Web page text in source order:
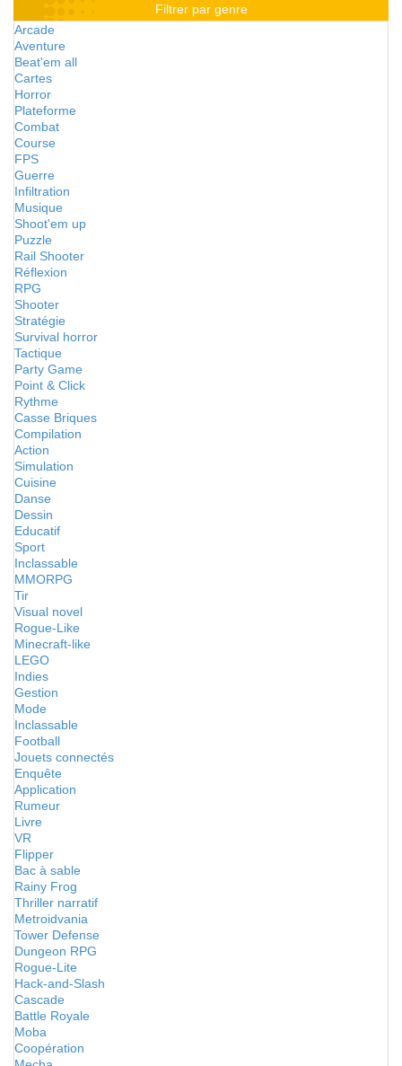
Filtrer par genre
Arcade
Aventure
Beat'em all
Cartes
Horror
Plateforme
Combat
Course
FPS
Guerre
Infiltration
Musique
Shoot'em up
Puzzle
Rail Shooter
Réflexion
RPG
Shooter
Stratégie
Survival horror
Tactique
Party Game
Point & Click
Rythme
Casse Briques
Compilation
Action
Simulation
Cuisine
Danse
Dessin
Educatif
Sport
Inclassable
MMORPG
Tir
Visual novel
Rogue-Like
Minecraft-like
LEGO
Indies
Gestion
Mode
Inclassable
Football
Jouets connectés
Enquête
Application
Rumeur
Livre
VR
Flipper
Bac à sable
Rainy Frog
Thriller narratif
Metroidvania
Tower Defense
Dungeon RPG
Rogue-Lite
Hack-and-Slash
Cascade
Battle Royale
Moba
Coopération